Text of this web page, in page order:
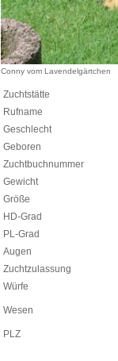
Conny vom Lavendelgärtchen
Zuchtstätte
Rufname
Geschlecht
Geboren
Zuchtbuchnummer
Gewicht
Größe
HD-Grad
PL-Grad
Augen
Zuchtzulassung
Würfe
Wesen
PLZ